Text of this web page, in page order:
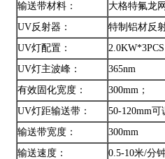
输送带材料：
大格特氟龙
UV反射器：
特制铝材反
UV灯配置：
2.0KW*3PCS
UV灯主波峰：
365nm
有效固化宽度：
300mm；
UV灯距输送带：
50-120mm
输送带宽度：
300mm
输送速度：
0.5-10米/分